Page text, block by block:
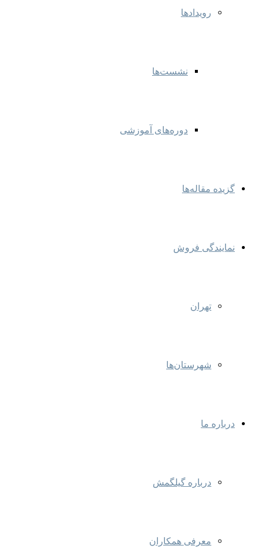
رویدادها
نشست‌ها
دوره‌های آموزشی
گزیده مقاله‌ها
نمایندگی‌ فروش
تهران
شهرستان‌ها
درباره ما
درباره گیلگمش
معرفی همکاران